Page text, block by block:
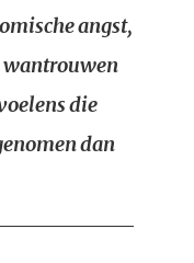
angst,
wantrouwen
die
dan